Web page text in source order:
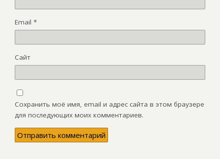
Email *
Сайт
Сохранить моё имя, email и адрес сайта в этом браузере
для последующих моих комментариев.